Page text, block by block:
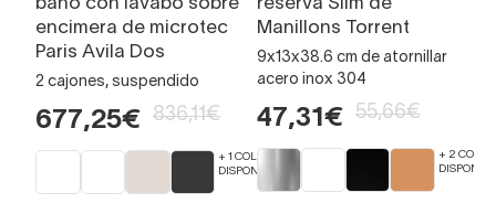
baño con lavabo sobre
encimera de microtec
Paris Avila Dos
2 cajones, suspendido
677,25€ 836,11€
+ 1 COLORES
DISPONIBLES
reserva Slim de
Manillons Torrent
9x13x38.6 cm de atornillar
acero inox 304
47,31€ 55,66€
+ 2